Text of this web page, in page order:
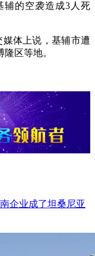
辅的空袭造成3人死
体上说，基辅市遭
区等地。
企业成了坦桑尼亚